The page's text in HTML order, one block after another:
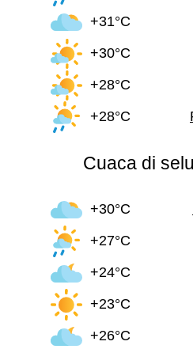
+31°C
+30°C
+28°C
+28°C
Cuaca di
+30°C
+27°C
+24°C
+23°C
+26°C